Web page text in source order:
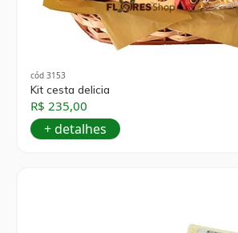
cód 3153
Kit cesta delicia
R$ 235,00
+ detalhes